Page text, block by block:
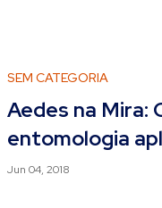
SEM CATEGORIA
Aedes na Mira:
entomologia
Jun 04, 2018